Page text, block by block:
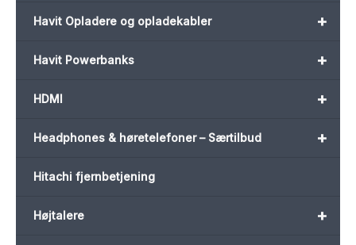
+
Havit Opladere og opladekabler
+
Havit Powerbanks
+
HDMI
+
Headphones & høretelefoner – Særtilbud
Hitachi fjernbetjening
+
Højtalere